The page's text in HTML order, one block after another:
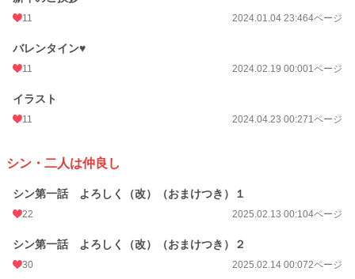
11 2024.01.04 23:464ページ
バレンタイン♥
11 2024.02.19 00:001ページ
イラスト
11 2024.04.23 00:271ページ
シン・二人は仲良し
シン第一話 よろしく（改）（おまけつき）１
22 2025.02.13 00:104ページ
シン第一話 よろしく（改）（おまけつき）２
30 2025.02.14 00:072ページ